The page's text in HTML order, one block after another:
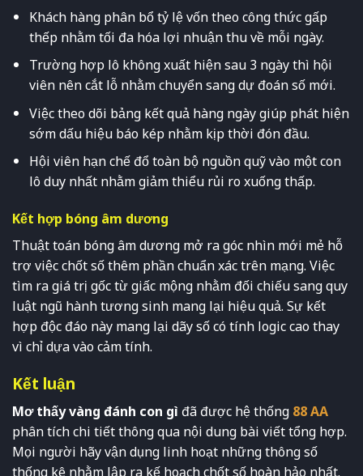
Khách hàng phân bổ tỷ lệ vốn theo công thức gấp
thếp nhằm tối đa hóa lợi nhuận thu về mỗi ngày.
Trường hợp lô không xuất hiện sau 3 ngày thì hội
viên nên cắt lỗ nhằm chuyển sang dự đoán số mới.
Việc theo dõi bảng kết quả hàng ngày giúp phát hiện
sớm dấu hiệu báo kép nhằm kịp thời đón đầu.
Hội viên hạn chế đổ toàn bộ nguồn quỹ vào một con
lô duy nhất nhằm giảm thiểu rủi ro xuống thấp.
Kết hợp bóng âm dương
Thuật toán bóng âm dương mở ra góc nhìn mới mẻ hỗ
trợ việc chốt số thêm phần chuẩn xác trên mạng. Việc
tìm ra giá trị gốc từ giấc mộng nhằm đối chiếu sang quy
luật ngũ hành tương sinh mang lại hiệu quả. Sự kết
hợp độc đáo này mang lại dãy số có tính logic cao thay
vì chỉ dựa vào cảm tính.
Kết luận
Mơ thấy vàng đánh con gì đã được hệ thống88 AA
phân tích chi tiết thông qua nội dung bài viết tổng hợp.
Mọi người hãy vận dụng linh hoạt những thông số
thống kê nhằm lập ra kế hoạch chốt số hoàn hảo nhất.